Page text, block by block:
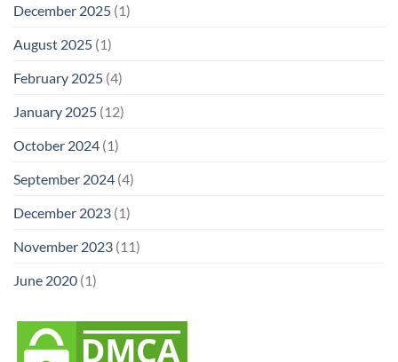
December 2025 (1)
August 2025 (1)
February 2025 (4)
January 2025 (12)
October 2024 (1)
September 2024 (4)
December 2023 (1)
November 2023 (11)
June 2020 (1)